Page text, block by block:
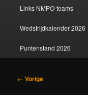
Links NMPO-teams
Wedstrijdkalender 2026
Puntenstand 2026
Afbeeldingsnavigatie
← Vorige